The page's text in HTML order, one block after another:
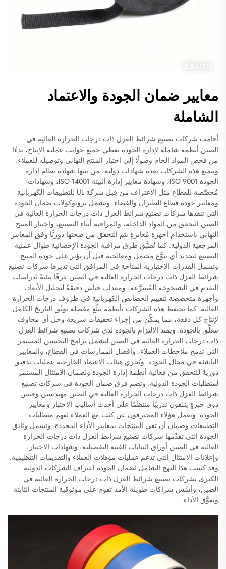
معايير ضمان الجودة والاعتماد
الشاملة
أقامت شركات تصنيع شرائط العزل ذات درجات الحرارة العالية في
الصين أنظمة شاملة لإدارة الجودة تغطي جميع جوانب عملية الإنتاج، بدءًا
من فحص المواد الخام وصولًا إلى اختبار المنتج النهائي وتوصيله للعملاء.
وتتمتع هذه الشركات بعدة شهادات دولية، من بينها شهادة نظام إدارة
الجودة ISO 9001، وشهادة معايير إدارة البيئة ISO 14001، وشهادات
مُخصَّصة للقطاع مثل الاعتراف من قِبل شركة UL للتطبيقات الكهربائية
ومعايير جودة قطاع الطيران والفضاء. وتشمل بروتوكولات ضمان الجودة
التي تنفذها شركات تصنيع شرائط العزل ذات درجات الحرارة العالية في
الصين التحقق من المواد الداخلة، والمراقبة أثناء التصنيع، واختبار المنتج
النهائي باستخدام أجهزة مُعايرةٍ يتم التحقق من صحتها دوريًّا وفق المعايير
المرجعية الدولية. كما تُطبَّق طرق مراقبة الجودة الإحصائية طوال عملية
التصنيع لتحديد أي تنوُّع محتمل ومعالجته قبل أن يؤثر على جودة المنتج.
وتشمل القدرات الاختبارية المتاحة في المرافق التي تديرها شركات تصنيع
شرائط العزل ذات درجات الحرارة العالية في الصين غرفًا بيئيةً لدراسات
التقدم في الشيخوخة المُسرَّعة، ومعدات قياس دقيقةً لتحليل الأبعاد،
وأجهزة متخصصة لتقييم الخصائص الكهربائية في ظروف درجات الحرارة
العالية. كما تحتفظ هذه الشركات بأنظمة تتبُّع مفصلة توثِّق التاريخ الكامل
لإنتاج كل دفعة، مما يمكِّن من إجراء تحقيقات سريعة وحل أي مخاوف
تتعلَّق بالجودة. ويمتد الالتزام بالجودة لدى شركات تصنيع شرائط العزل
ذات درجات الحرارة العالية في الصين ليشمل برامج التحسين المستمر
التي تدمج ملاحظات العملاء، وأفضل الممارسات في القطاع، والمعايير
الناشئة في مجال الجودة. وتُجري هيئات الاعتماد الخارجية عمليات تدقيق
دوريةً للتحقق من فعالية أنظمة إدارة الجودة ولضمان الامتثال المستمر
لمتطلبات الجودة الدولية. وتضم فرق ضمان الجودة في شركات تصنيع
شرائط العزل ذات درجات الحرارة العالية في الصين مهندسين وفنيين
ذوي خبرةٍ يتلقون تدريبًا منتظمًا على أحدث أساليب الاختبار ومعايير
الجودة. ويعمل هؤلاء المحترفون عن كثب مع العملاء لفهم متطلبات
التطبيقات وضمان أن تفي المنتجات بمعايير الأداء المحددة. وتشمل وثائق
الجودة التي تقدِّمها شركات تصنيع شرائط العزل ذات درجات الحرارة
العالية في الصين أوراق البيانات الفنية التفصيلية، وشهادات الاختبار،
وإعلانات الامتثال التي تدعم عمليات مؤهلات العملاء والتقديمات التنظيمية.
وقد كسب هذا النهج الشامل لضمان الجودة اعتراف الشركات الدولية
الكبرى بشركات تصنيع شرائط العزل ذات درجات الحرارة العالية في
الصين، وأسَّس شراكات طويلة الأمد تقوم على موثوقية المنتجات الثابتة
وتفوُّق الأداء.